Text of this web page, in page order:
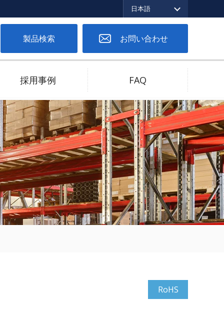
日本語
English
繁体中文
日本語
製品検索 お問い合わせ
ツーピースコネクタ
低バネ圧対応
高電流
採用事例 FAQ
RoHS